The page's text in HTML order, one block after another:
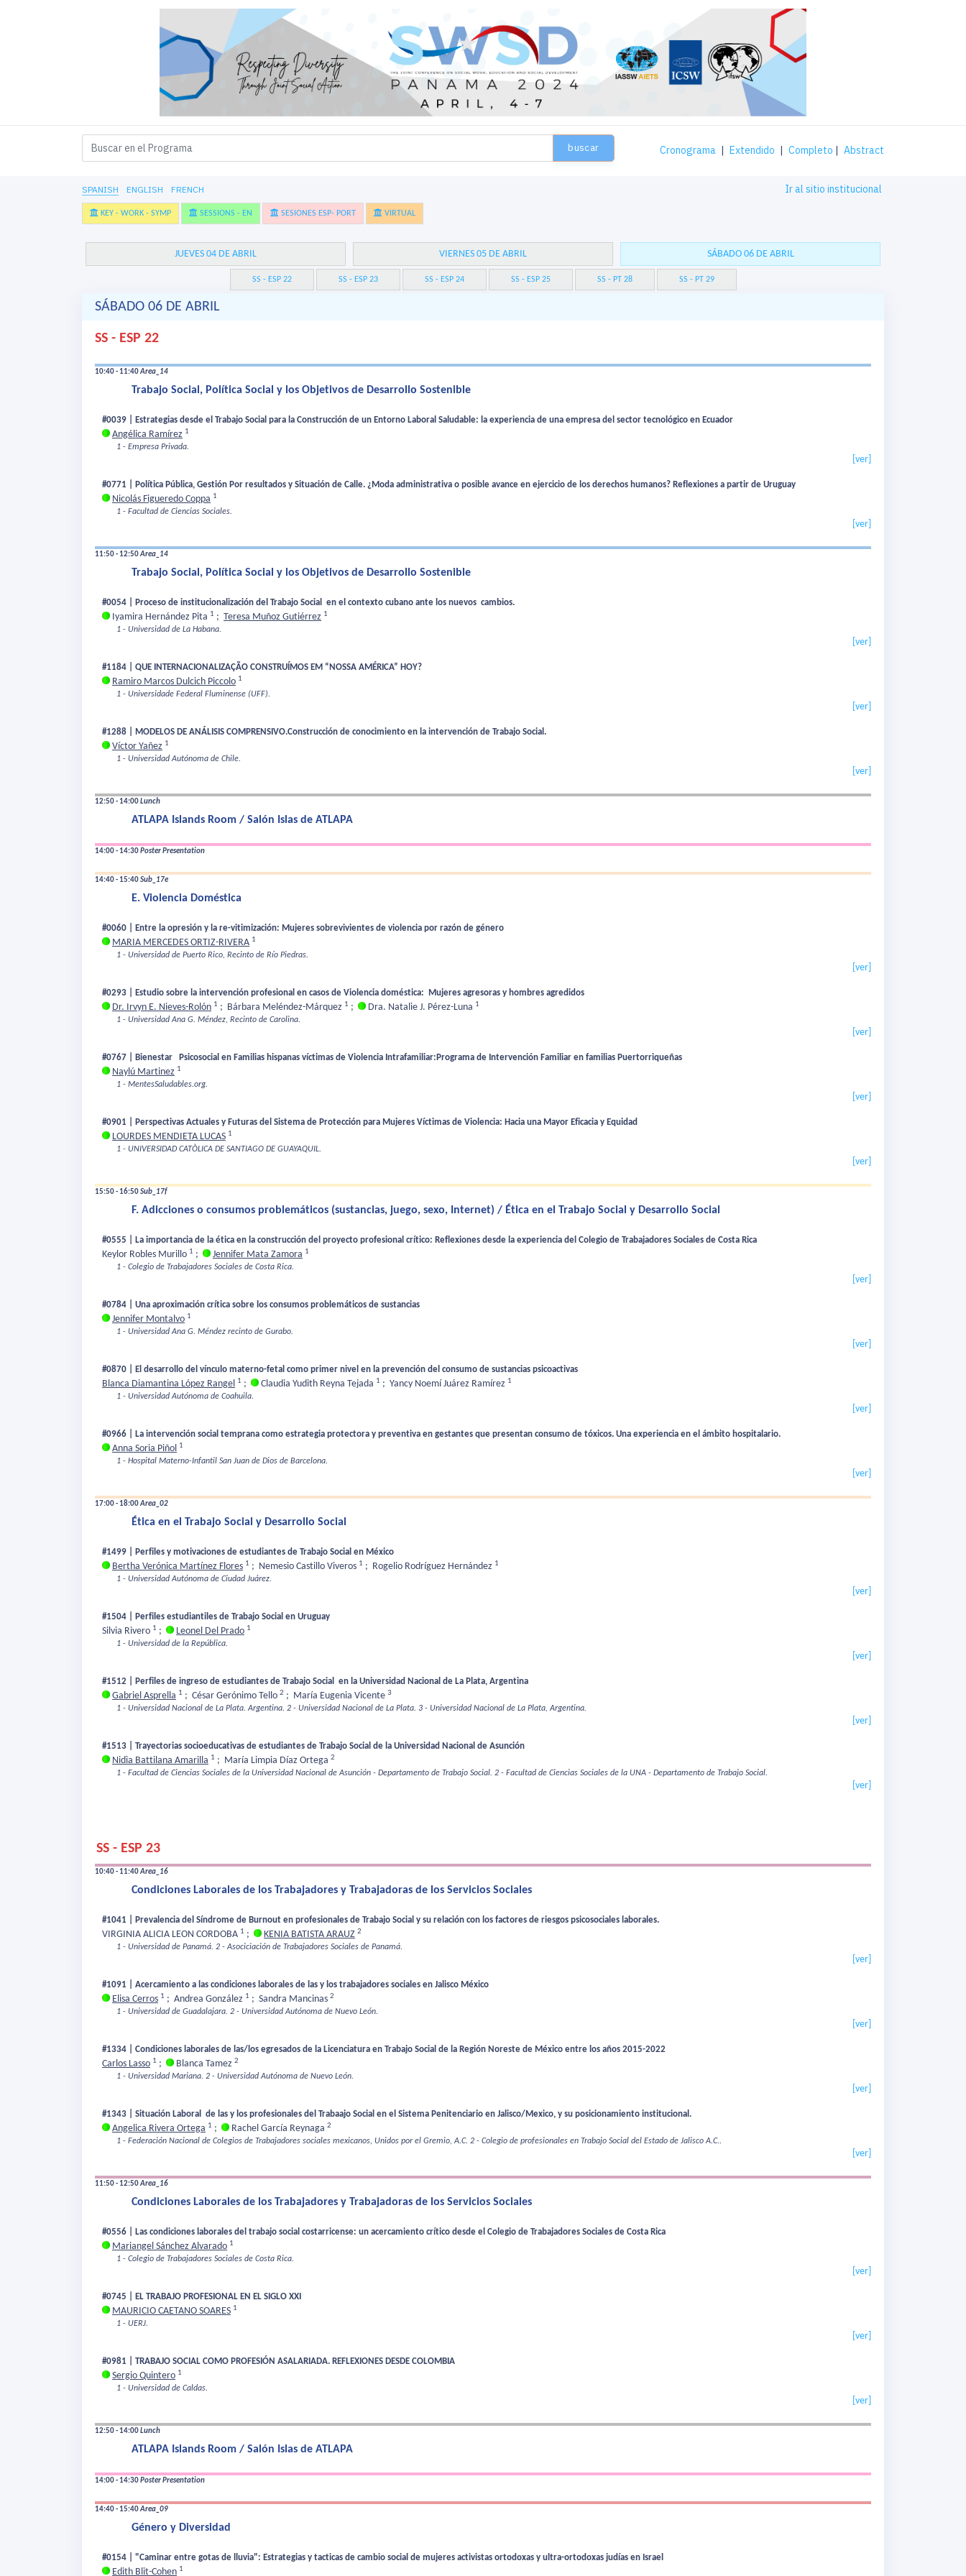
buscar Cronograma | Extendido | Completo | Abstract
SPANISH ENGLISH FRENCH Ir al sitio institucional
KEY - WORK - SYMP SESSIONS - EN SESIONES ESP- PORT VIRTUAL
JUEVES 04 DE ABRIL VIERNES 05 DE ABRIL SÁBADO 06 DE ABRIL
SS - ESP 22 SS - ESP 23 SS - ESP 24 SS - ESP 25 SS - PT 28 SS - PT 29
SÁBADO 06 DE ABRIL
SS - ESP 22
10:40 - 11:40Area_14
Trabajo Social, Política Social y los Objetivos de Desarrollo Sostenible
#0039 | Estrategias desde el Trabajo Social para la Construcción de un Entorno Laboral Saludable: la experiencia de una empresa del sector tecnológico en Ecuador
Angélica Ramírez 1
1 - Empresa Privada.
[ver]
#0771 | Política Pública, Gestión Por resultados y Situación de Calle. ¿Moda administrativa o posible avance en ejercicio de los derechos humanos? Reflexiones a partir de Uruguay
Nicolás Figueredo Coppa 1
1 - Facultad de Ciencias Sociales.
[ver]
11:50 - 12:50Area_14
Trabajo Social, Política Social y los Objetivos de Desarrollo Sostenible
#0054 | Proceso de institucionalización del Trabajo Social en el contexto cubano ante los nuevos cambios.
Iyamira Hernández Pita 1 ; Teresa Muñoz Gutiérrez 1
1 - Universidad de La Habana.
[ver]
#1184 | QUE INTERNACIONALIZAÇÃO CONSTRUÍMOS EM “NOSSA AMÉRICA” HOY?
Ramiro Marcos Dulcich Piccolo 1
1 - Universidade Federal Fluminense (UFF).
[ver]
#1288 | MODELOS DE ANÁLISIS COMPRENSIVO.Construcción de conocimiento en la intervención de Trabajo Social.
Víctor Yañez 1
1 - Universidad Autónoma de Chile.
[ver]
12:50 - 14:00Lunch
ATLAPA Islands Room / Salón Islas de ATLAPA
14:00 - 14:30Poster Presentation
14:40 - 15:40Sub_17e
E. Violencia Doméstica
#0060 | Entre la opresión y la re-vitimización: Mujeres sobrevivientes de violencia por razón de género
MARIA MERCEDES ORTIZ-RIVERA 1
1 - Universidad de Puerto Rico, Recinto de Río Piedras.
[ver]
#0293 | Estudio sobre la intervención profesional en casos de Violencia doméstica: Mujeres agresoras y hombres agredidos
Dr. Irvyn E. Nieves-Rolón 1 ; Bárbara Meléndez-Márquez 1 ; Dra. Natalie J. Pérez-Luna 1
1 - Universidad Ana G. Méndez, Recinto de Carolina.
[ver]
#0767 | Bienestar Psicosocial en Familias hispanas víctimas de Violencia Intrafamiliar:Programa de Intervención Familiar en familias Puertorriqueñas
Naylú Martinez 1
1 - MentesSaludables.org.
[ver]
#0901 | Perspectivas Actuales y Futuras del Sistema de Protección para Mujeres Víctimas de Violencia: Hacia una Mayor Eficacia y Equidad
LOURDES MENDIETA LUCAS 1
1 - UNIVERSIDAD CATÒLICA DE SANTIAGO DE GUAYAQUIL.
[ver]
15:50 - 16:50Sub_17f
F. Adicciones o consumos problemáticos (sustancias, juego, sexo, Internet) / Ética en el Trabajo Social y Desarrollo Social
#0555 | La importancia de la ética en la construcción del proyecto profesional crítico: Reflexiones desde la experiencia del Colegio de Trabajadores Sociales de Costa Rica
Keylor Robles Murillo 1 ; Jennifer Mata Zamora 1
1 - Colegio de Trabajadores Sociales de Costa Rica.
[ver]
#0784 | Una aproximación crítica sobre los consumos problemáticos de sustancias
Jennifer Montalvo 1
1 - Universidad Ana G. Méndez recinto de Gurabo.
[ver]
#0870 | El desarrollo del vínculo materno-fetal como primer nivel en la prevención del consumo de sustancias psicoactivas
Blanca Diamantina López Rangel 1 ; Claudia Yudith Reyna Tejada 1 ; Yancy Noemí Juárez Ramírez 1
1 - Universidad Autónoma de Coahuila.
[ver]
#0966 | La intervención social temprana como estrategia protectora y preventiva en gestantes que presentan consumo de tóxicos. Una experiencia en el ámbito hospitalario.
Anna Soria Piñol 1
1 - Hospital Materno-Infantil San Juan de Dios de Barcelona.
[ver]
17:00 - 18:00Area_02
Ética en el Trabajo Social y Desarrollo Social
#1499 | Perfiles y motivaciones de estudiantes de Trabajo Social en México
Bertha Verónica Martínez Flores 1 ; Nemesio Castillo Viveros 1 ; Rogelio Rodríguez Hernández 1
1 - Universidad Autónoma de Ciudad Juárez.
[ver]
#1504 | Perfiles estudiantiles de Trabajo Social en Uruguay
Silvia Rivero 1 ; Leonel Del Prado 1
1 - Universidad de la República.
[ver]
#1512 | Perfiles de ingreso de estudiantes de Trabajo Social en la Universidad Nacional de La Plata, Argentina
Gabriel Asprella 1 ; César Gerónimo Tello 2 ; María Eugenia Vicente 3
1 - Universidad Nacional de La Plata. Argentina. 2 - Universidad Nacional de La Plata. 3 - Universidad Nacional de La Plata, Argentina.
[ver]
#1513 | Trayectorias socioeducativas de estudiantes de Trabajo Social de la Universidad Nacional de Asunción
Nidia Battilana Amarilla 1 ; María Limpia Díaz Ortega 2
1 - Facultad de Ciencias Sociales de la Universidad Nacional de Asunción - Departamento de Trabajo Social. 2 - Facultad de Ciencias Sociales de la UNA - Departamento de Trabajo Social.
[ver]
SS - ESP 23
10:40 - 11:40Area_16
Condiciones Laborales de los Trabajadores y Trabajadoras de los Servicios Sociales
#1041 | Prevalencia del Síndrome de Burnout en profesionales de Trabajo Social y su relación con los factores de riesgos psicosociales laborales.
VIRGINIA ALICIA LEON CORDOBA 1 ; KENIA BATISTA ARAUZ 2
1 - Universidad de Panamá. 2 - Asociciación de Trabajadores Sociales de Panamá.
[ver]
#1091 | Acercamiento a las condiciones laborales de las y los trabajadores sociales en Jalisco México
Elisa Cerros 1 ; Andrea González 1 ; Sandra Mancinas 2
1 - Universidad de Guadalajara. 2 - Universidad Autónoma de Nuevo León.
[ver]
#1334 | Condiciones laborales de las/los egresados de la Licenciatura en Trabajo Social de la Región Noreste de México entre los años 2015-2022
Carlos Lasso 1 ; Blanca Tamez 2
1 - Universidad Mariana. 2 - Universidad Autónoma de Nuevo León.
[ver]
#1343 | Situación Laboral de las y los profesionales del Trabaajo Social en el Sistema Penitenciario en Jalisco/Mexico, y su posicionamiento institucional.
Angelica Rivera Ortega 1 ; Rachel García Reynaga 2
1 - Federación Nacional de Colegios de Trabajadores sociales mexicanos, Unidos por el Gremio, A.C. 2 - Colegio de profesionales en Trabajo Social del Estado de Jalisco A.C..
[ver]
11:50 - 12:50Area_16
Condiciones Laborales de los Trabajadores y Trabajadoras de los Servicios Sociales
#0556 | Las condiciones laborales del trabajo social costarricense: un acercamiento crítico desde el Colegio de Trabajadores Sociales de Costa Rica
Mariangel Sánchez Alvarado 1
1 - Colegio de Trabajadores Sociales de Costa Rica.
[ver]
#0745 | EL TRABAJO PROFESIONAL EN EL SIGLO XXI
MAURICIO CAETANO SOARES 1
1 - UERJ.
[ver]
#0981 | TRABAJO SOCIAL COMO PROFESIÓN ASALARIADA. REFLEXIONES DESDE COLOMBIA
Sergio Quintero 1
1 - Universidad de Caldas.
[ver]
12:50 - 14:00Lunch
ATLAPA Islands Room / Salón Islas de ATLAPA
14:00 - 14:30Poster Presentation
14:40 - 15:40Area_09
Género y Diversidad
#0154 | "Caminar entre gotas de lluvia": Estrategias y tacticas de cambio social de mujeres activistas ortodoxas y ultra-ortodoxas judías en Israel
Edith Blit-Cohen 1